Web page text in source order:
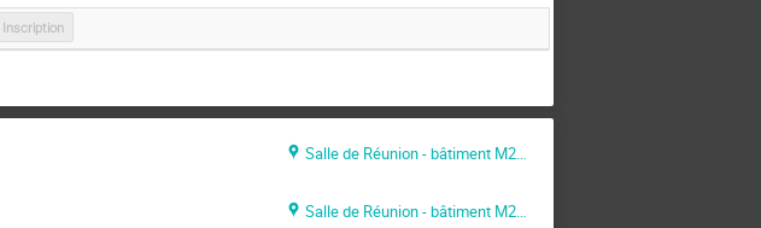
Inscription
Salle de Réunion - bâtiment M2 - Cité Scientifique
Salle de Réunion - bâtiment M2 - Cité Scientifique